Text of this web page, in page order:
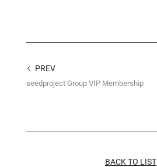
PREV
seedproject Group VIP Membership
BACK TO LIST